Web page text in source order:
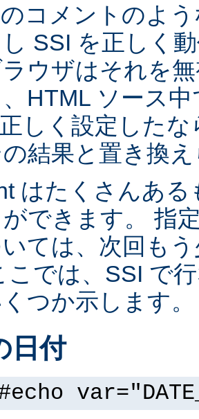
コメントのよ
SSI を正しく
ウザはそれを
、HTML ソース
しく設定した
結果と置き換
はたくさんあ
できます。 指
ては、次回も
こでは、SSI で
つか示します。
日付